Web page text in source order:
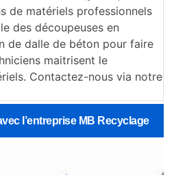
de matériels professionnels
des découpeuses en
de dalle de béton pour faire
maitrisent le
Contactez-nous via notre
l’entreprise MB Recyclage